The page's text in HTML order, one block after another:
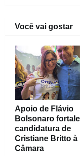
Você vai gostar
Apoio de Flávio
Bolsonaro
candidatura de
Cristiane Britto à
Câmara